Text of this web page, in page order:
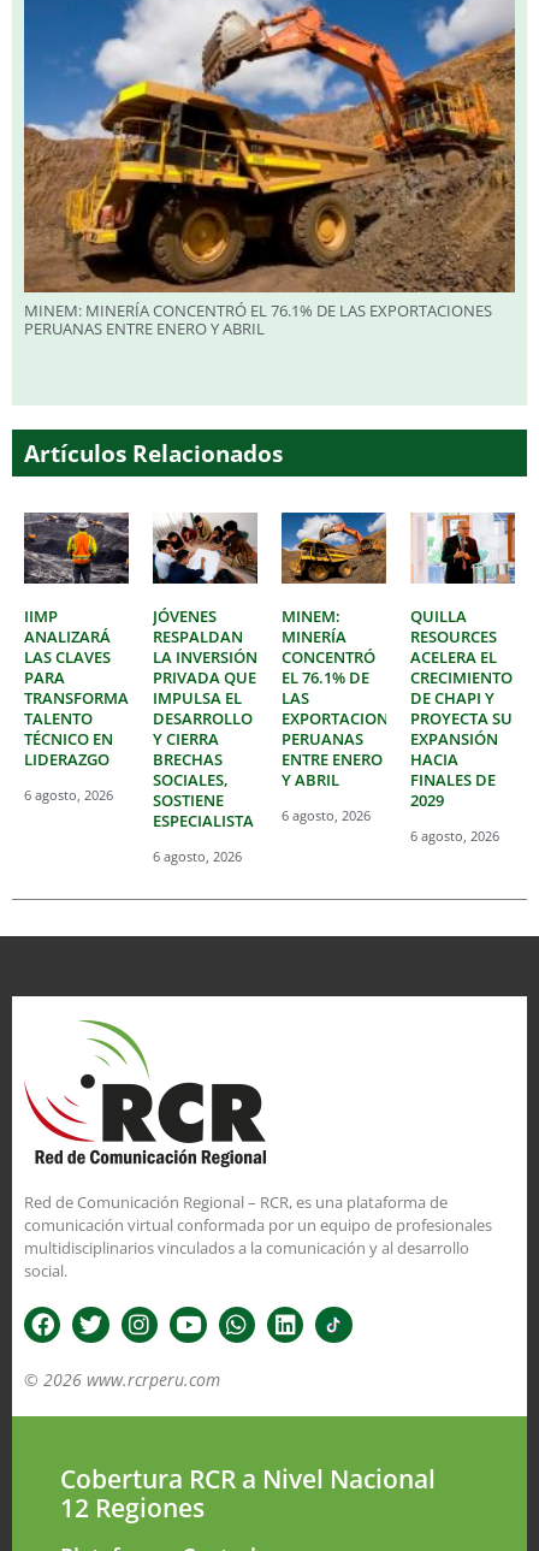
MINEM: MINERÍA CONCENTRÓ EL 76.1% DE LAS EXPORTACIONES
PERUANAS ENTRE ENERO Y ABRIL
Artículos Relacionados
IIMP
ANALIZARÁ
LAS CLAVES
PARA
TRANSFORMAR
TALENTO
TÉCNICO EN
LIDERAZGO
6 agosto, 2026
JÓVENES
RESPALDAN
LA INVERSIÓN
PRIVADA QUE
IMPULSA EL
DESARROLLO
Y CIERRA
BRECHAS
SOCIALES,
SOSTIENE
ESPECIALISTA
6 agosto, 2026
MINEM:
MINERÍA
CONCENTRÓ
EL 76.1% DE
LAS
EXPORTACIONES
PERUANAS
ENTRE ENERO
Y ABRIL
6 agosto, 2026
QUILLA
RESOURCES
ACELERA EL
CRECIMIENTO
DE CHAPI Y
PROYECTA SU
EXPANSIÓN
HACIA
FINALES DE
2029
6 agosto, 2026
Red de Comunicación Regional – RCR, es una plataforma de
comunicación virtual conformada por un equipo de profesionales
multidisciplinarios vinculados a la comunicación y al desarrollo
social.
© 2026 www.rcrperu.com
Cobertura RCR a Nivel Nacional
12 Regiones